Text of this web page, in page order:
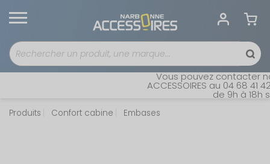
Vous pouvez contacter
ACCESSOIRES au 04 68 41
de 9h à 18h
Produits Confort cabine Embases